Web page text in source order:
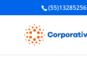
(55)13285256